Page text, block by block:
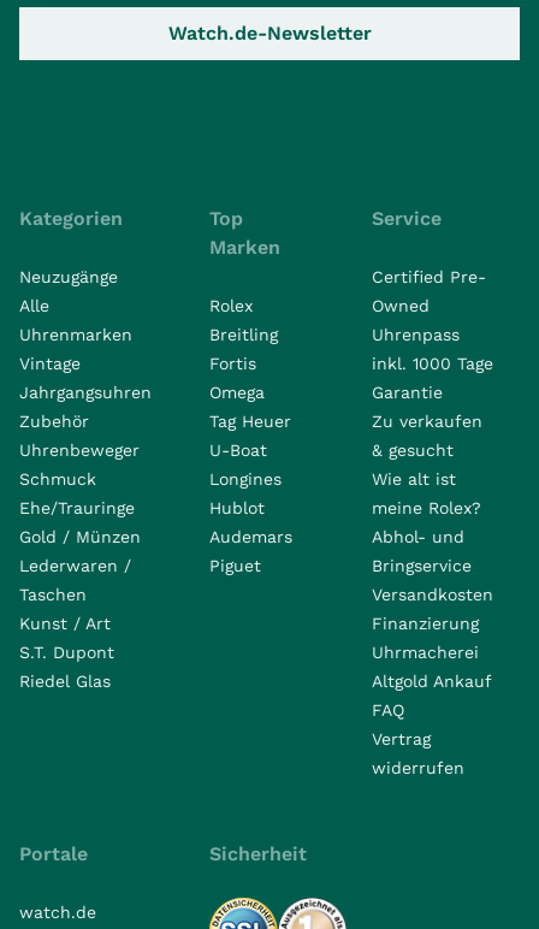
Watch.de-Newsletter
Kategorien
Neuzugänge
Alle
Uhrenmarken
Vintage
Jahrgangsuhren
Zubehör
Uhrenbeweger
Schmuck
Ehe/Trauringe
Gold / Münzen
Lederwaren /
Taschen
Kunst / Art
S.T. Dupont
Riedel Glas
Top
Marken
Rolex
Breitling
Fortis
Omega
Tag Heuer
U-Boat
Longines
Hublot
Audemars
Piguet
Service
Certified Pre-
Owned
Uhrenpass
inkl. 1000 Tage
Garantie
Zu verkaufen
& gesucht
Wie alt ist
meine Rolex?
Abhol- und
Bringservice
Versandkosten
Finanzierung
Uhrmacherei
Altgold Ankauf
FAQ
Vertrag
widerrufen
Portale
watch.de
Sicherheit